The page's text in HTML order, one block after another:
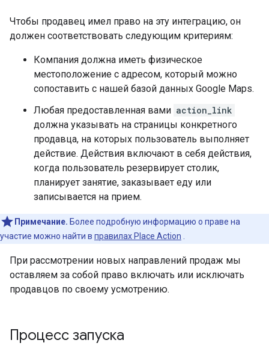
Чтобы продавец имел право на эту интеграцию, он
должен соответствовать следующим критериям:
Компания должна иметь физическое
местоположение с адресом, который можно
сопоставить с нашей базой данных Google Maps.
Любая предоставленная вами action_link
должна указывать на страницы конкретного
продавца, на которых пользователь выполняет
действие. Действия включают в себя действия,
когда пользователь резервирует столик,
планирует занятие, заказывает еду или
записывается на прием.
Примечание. Более подробную информацию о праве на
участие можно найти в правилах Place Action
При рассмотрении новых направлений продаж мы
оставляем за собой право включать или исключать
продавцов по своему усмотрению.
Процесс запуска